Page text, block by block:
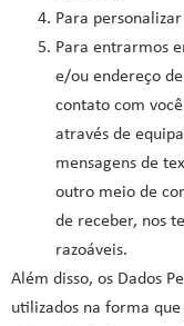
Para
Para entrarmos
e/ou endereço
contato com
através de
mensagens de
outro meio de
de receber, nos
razoáveis.
Além disso, os Dados
utilizados na forma